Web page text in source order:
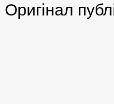
Оригінал